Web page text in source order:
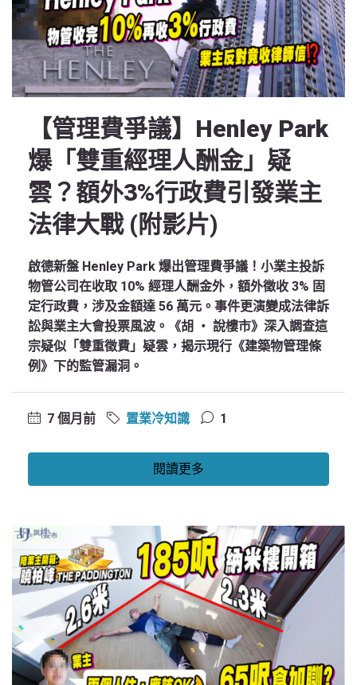
【管理費爭議】Henley Park
爆「雙重經理人酬金」疑
雲？額外3%行政費引發業主
法律大戰 (附影片)
啟德新盤 Henley Park 爆出管理費爭議！小業主投訴
物管公司在收取 10% 經理人酬金外，額外徵收 3% 固
定行政費，涉及金額達 56 萬元。事件更演變成法律訴
訟與業主大會投票風波。《胡 ‧ 說樓市》深入調查這
宗疑似「雙重徵費」疑雲，揭示現行《建築物管理條
例》下的監管漏洞。
7 個月前 置業冷知識 1
閱讀更多